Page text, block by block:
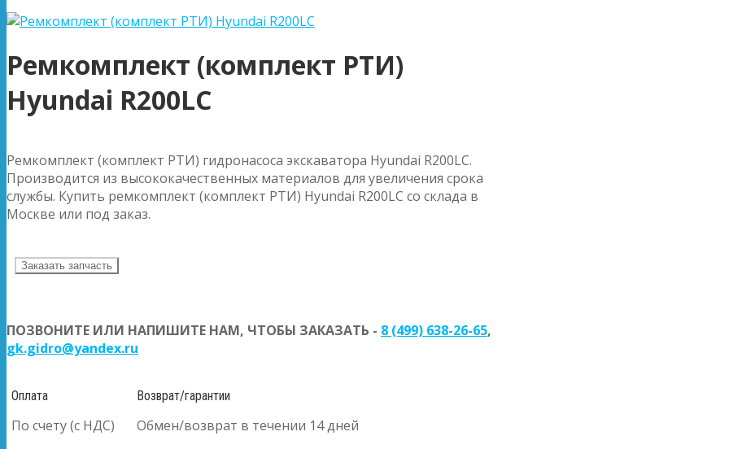
Ремкомплект (комплект РТИ)
Hyundai R200LC
Ремкомплект (комплект РТИ) гидронасоса экскаватора Hyundai R200LC.
Производится из высококачественных материалов для увеличения срока
службы. Купить ремкомплект (комплект РТИ) Hyundai R200LC со склада в
Москве или под заказ.
Заказать запчасть
ПОЗВОНИТЕ ИЛИ НАПИШИТЕ НАМ, ЧТОБЫ ЗАКАЗАТЬ - 8 (499) 638-26-65,
gk.gidro@yandex.ru
Оплата
По счету (с НДС)
Возврат/гарантии
Обмен/возврат в течении 14 дней